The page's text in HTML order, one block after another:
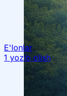
E'lonlar
1 yozib olish